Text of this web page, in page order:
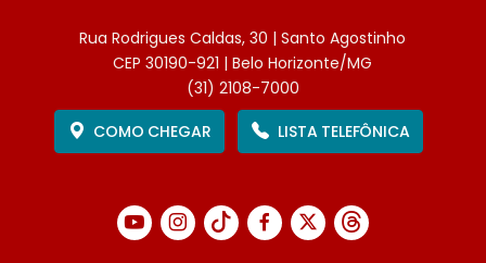
Rua Rodrigues Caldas, 30 | Santo Agostinho
CEP 30190-921 | Belo Horizonte/MG
(31) 2108-7000
COMO CHEGAR
LISTA TELEFÔNICA